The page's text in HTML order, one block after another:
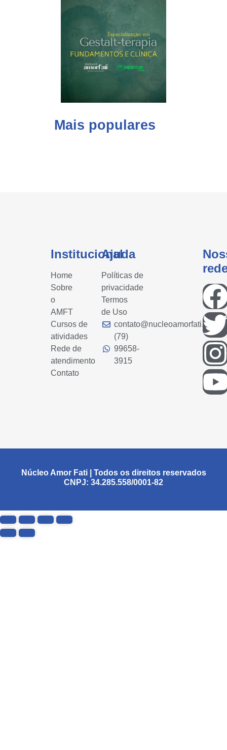
Mais populares
Institucional
Home
Sobre
o
AMFT
Cursos de
atividades
Rede de
atendimento
Contato
Ajuda
Políticas de
privacidade
Termos
de Uso
contato@nucleoamorfati.com
(79)
99658-
3915
Núcleo Amor Fati | Todos os direitos reservados
CNPJ: 34.285.558/0001-82